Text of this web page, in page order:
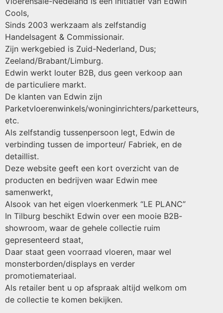
Cools,
Sinds 2003 werkzaam als zelfstandig
Handelsagent & Commissionair.
Zijn werkgebied is Zuid-Nederland, Dus;
Zeeland/Brabant/Limburg.
Edwin werkt louter B2B, dus geen verkoop aan
de particuliere markt.
De klanten van Edwin zijn
Parketvloerenwinkels/woninginrichters/parketteurs,
etc.
Als zelfstandig tussenpersoon legt, Edwin de
verbinding tussen de importeur/ Fabriek, en de
detaillist.
Deze website geeft een kort overzicht van de
producten en bedrijven waar Edwin mee
samenwerkt,
Alsook van het eigen vloerkenmerk “LE PLANC”
In Tilburg beschikt Edwin over een mooie B2B-
showroom, waar de gehele collectie ruim
gepresenteerd staat,
Daar staat geen voorraad vloeren, maar wel
monsterborden/displays en verder
promotiemateriaal.
Als retailer bent u op afspraak altijd welkom om
de collectie te komen bekijken.